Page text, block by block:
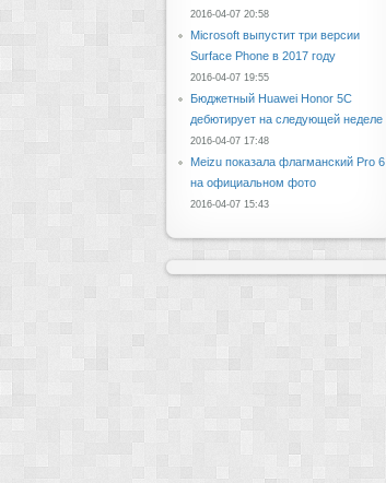
2016-04-07 20:58
Microsoft выпустит три версии
Surface Phone в 2017 году
2016-04-07 19:55
Бюджетный Huawei Honor 5C
дебютирует на следующей неделе
2016-04-07 17:48
Meizu показала флагманский Pro 6
на официальном фото
2016-04-07 15:43